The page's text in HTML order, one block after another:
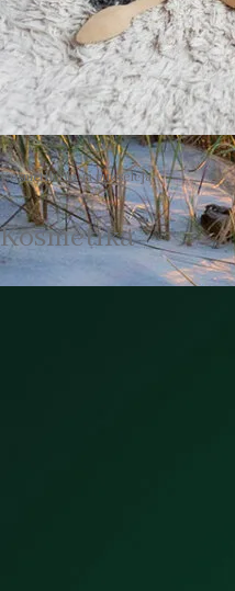
Kosmetika kuri puoselėja
Kosmetika